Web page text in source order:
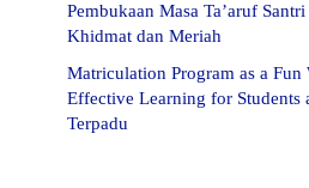
Pembukaan Masa Ta’aruf
Khidmat dan Meriah
Matriculation Program as a Fun
Effective Learning for Students
Terpadu